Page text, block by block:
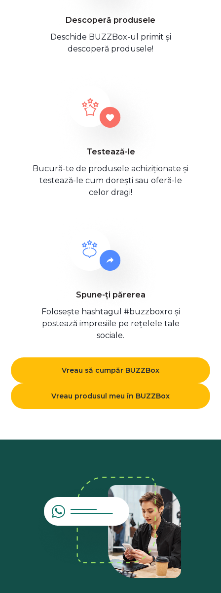
Descoperă produsele
Deschide BUZZBox-ul primit și
descoperă produsele!
Testează-le
Bucură-te de produsele achiziționate și
testează-le cum dorești sau oferă-le
celor dragi!
Spune-ți părerea
Folosește hashtagul #buzzboxro și
postează impresiile pe rețelele tale
sociale.
Vreau să cumpăr BUZZBox
Vreau produsul meu în BUZZBox